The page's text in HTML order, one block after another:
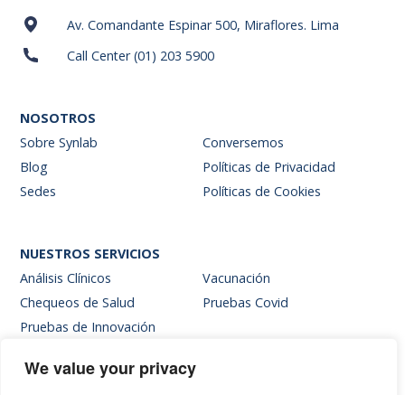
We value your privacy
Av. Comandante Espinar 500, Miraflores. Lima
Call Center (01) 203 5900
NOSOTROS
Sobre Synlab
Blog
Sedes
Conversemos
Políticas de Privacidad
Políticas de Cookies
NUESTROS SERVICIOS
Análisis Clínicos
Chequeos de Salud
Pruebas de Innovación
Vacunación
Pruebas Covid